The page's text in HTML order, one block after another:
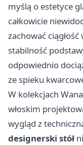
myślą o estetyce
całkowicie
zachować
stabilność
odpowiednio
ze spieku
W kolekcjach
włoskim
wygląd z
designerski stół